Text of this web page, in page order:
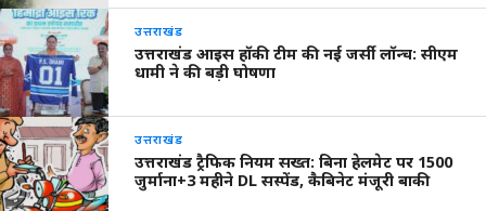
उत्तराखंड
उत्तराखंड आइस हॉकी टीम की नई जर्सी लॉन्च: सीएम
धामी ने की बड़ी घोषणा
उत्तराखंड
उत्तराखंड ट्रैफिक नियम सख्त: बिना हेलमेट पर 1500
जुर्माना+3 महीने DL सस्पेंड, कैबिनेट मंजूरी बाकी